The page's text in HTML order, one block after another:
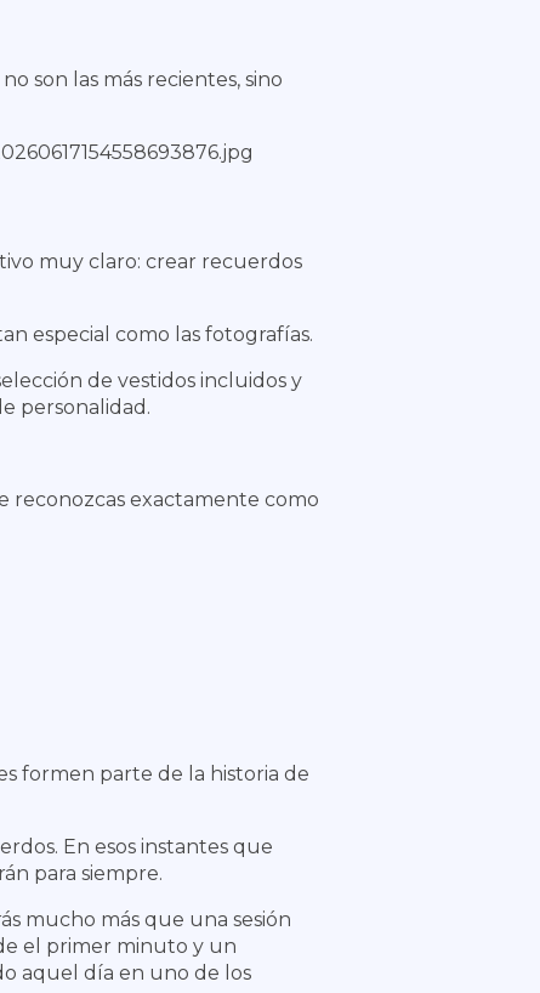
son las más recientes, sino
muy claro: crear recuerdos
especial como las fotografías.
de vestidos incluidos y
personalidad.
reconozcas exactamente como
formen parte de la historia de
En esos instantes que
para siempre.
mucho más que una sesión
el primer minuto y un
aquel día en uno de los